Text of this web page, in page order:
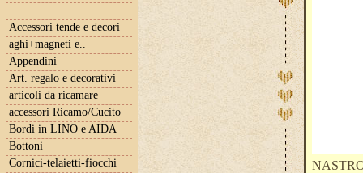
Accessori tende e decori
aghi+magneti e..
Appendini
Art. regalo e decorativi
articoli da ricamare
accessori Ricamo/Cucito
Bordi in LINO e AIDA
Bottoni
Cornici-telaietti-fiocchi